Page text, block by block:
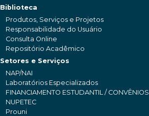
Biblioteca
Produtos, Serviços e Projetos
Responsabilidade do Usuário
Consulta Online
Repositório Acadêmico
Setores e Serviços
NAP/NAI
Laboratórios Especializados
FINANCIAMENTO ESTUDANTIL / CONVÊNIOS
NUPETEC
Prouni